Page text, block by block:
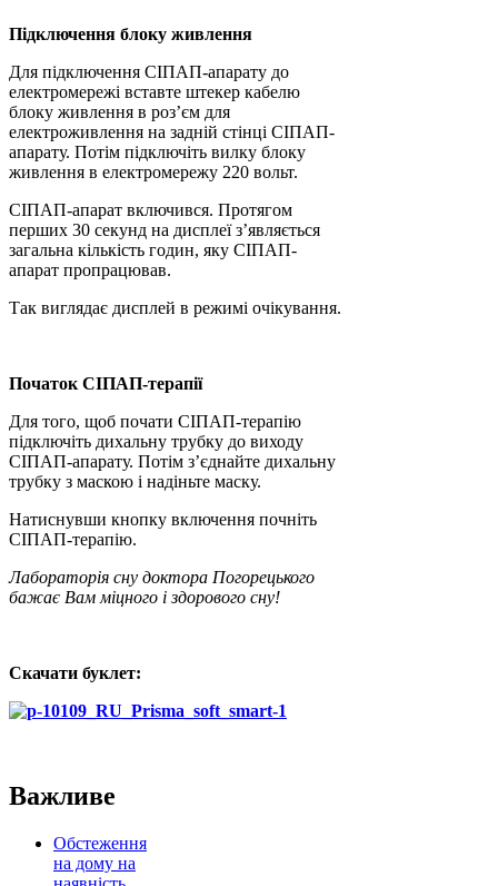
Підключення блоку живлення
Для підключення СІПАП-апарату до
електромережі вставте штекер кабелю
блоку живлення в роз’єм для
електроживлення на задній стінці СІПАП-
апарату. Потім підключіть вилку блоку
живлення в електромережу 220 вольт.
СІПАП-апарат включився. Протягом
перших 30 секунд на дисплеї з’являється
загальна кількість годин, яку СІПАП-
апарат пропрацював.
Так виглядає дисплей в режимі очікування.
Початок СІПАП-терапії
Для того, щоб почати СІПАП-терапію
підключіть дихальну трубку до виходу
СІПАП-апарату. Потім з’єднайте дихальну
трубку з маскою і надіньте маску.
Натиснувши кнопку включення почніть
СІПАП-терапію.
Лабораторія сну доктора Погорецького
бажає Вам міцного і здорового сну!
Скачати буклет:
Важливе
Обстеження
на дому на